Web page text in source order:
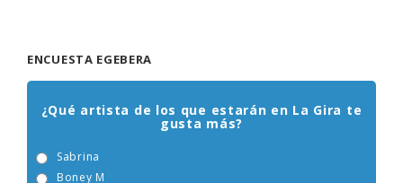
¿Qué artista de los que estarán en La Gira te
gusta más?